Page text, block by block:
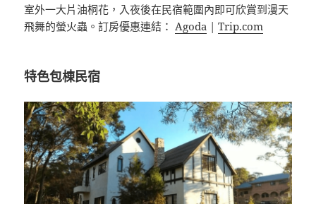
室外一大片油桐花，入夜後在民宿範圍內即可欣賞到漫天
飛舞的螢火蟲。訂房優惠連結： Agoda |Trip.com
特色包棟民宿